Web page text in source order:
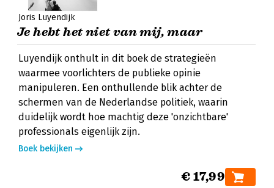
Joris Luyendijk
Je hebt het niet van mij, maar
Luyendijk onthult in dit boek de strategieën
waarmee voorlichters de publieke opinie
manipuleren. Een onthullende blik achter de
schermen van de Nederlandse politiek, waarin
duidelijk wordt hoe machtig deze 'onzichtbare'
professionals eigenlijk zijn.
Boek bekijken
€ 17,99